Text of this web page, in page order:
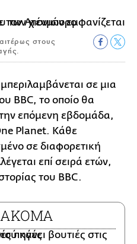
στους
σε μια
BBC, το οποίο θα
επόμενη εβδομάδα,
Planet. Κάθε
σε διαφορετική
επί σειρά ετών,
του BBC.
ΑΚΟΜΑ